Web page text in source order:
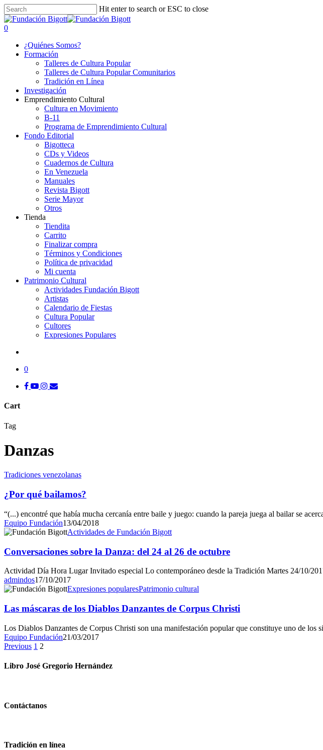
Skip
to
main
Hit enter to search or ESC to close
Close
Search
search
0
¿Quiénes Somos?
Formación
Talleres de Cultura Popular
Talleres de Cultura Popular Comunitarios
Tradición en Línea
Investigación
Emprendimiento Cultural
Cultura en Movimiento
B-11
Programa de Emprendimiento Cultural
Fondo Editorial
Bigotteca
CDs y Videos
Cuadernos de Cultura
En Venezuela
Manuales
Revista Bigott
Serie Mayor
Otros
Tienda
Tiendita
Carrito
Finalizar compra
Términos y Condiciones
Política de privacidad
Mi cuenta
Patrimonio Cultural
Actividades Fundación Bigott
Artistas
Calendario de Fiestas
Cultura Popular
Cultores
Expresiones Populares
0
facebook
youtube
instagram
tiktok
email
Cart
Close
Tag
Danzas
Tradiciones venezolanas
¿Por qué bailamos?
“(...) encontré que había mucha cercanía entre baile y juego: cuando la pareja juega al bailar se
Equipo Fundación13/04/2018
Actividades de Fundación Bigott
Conversaciones sobre la Danza: del 24 al 26 de octubre
Actividad Día Hora Lugar Invitado especial Lo contemporáneo desde la Tradición Martes 24/10/
admindos17/10/2017
Expresiones popularesPatrimonio cultural
Las máscaras de los Diablos Danzantes de Corpus Christi
Los Diablos Danzantes de Corpus Christi son una manifestación popular que constituye uno de los
Equipo Fundación21/03/2017
Previous 1 2
Libro José Gregorio Hernández
Contáctanos
Tradición en línea